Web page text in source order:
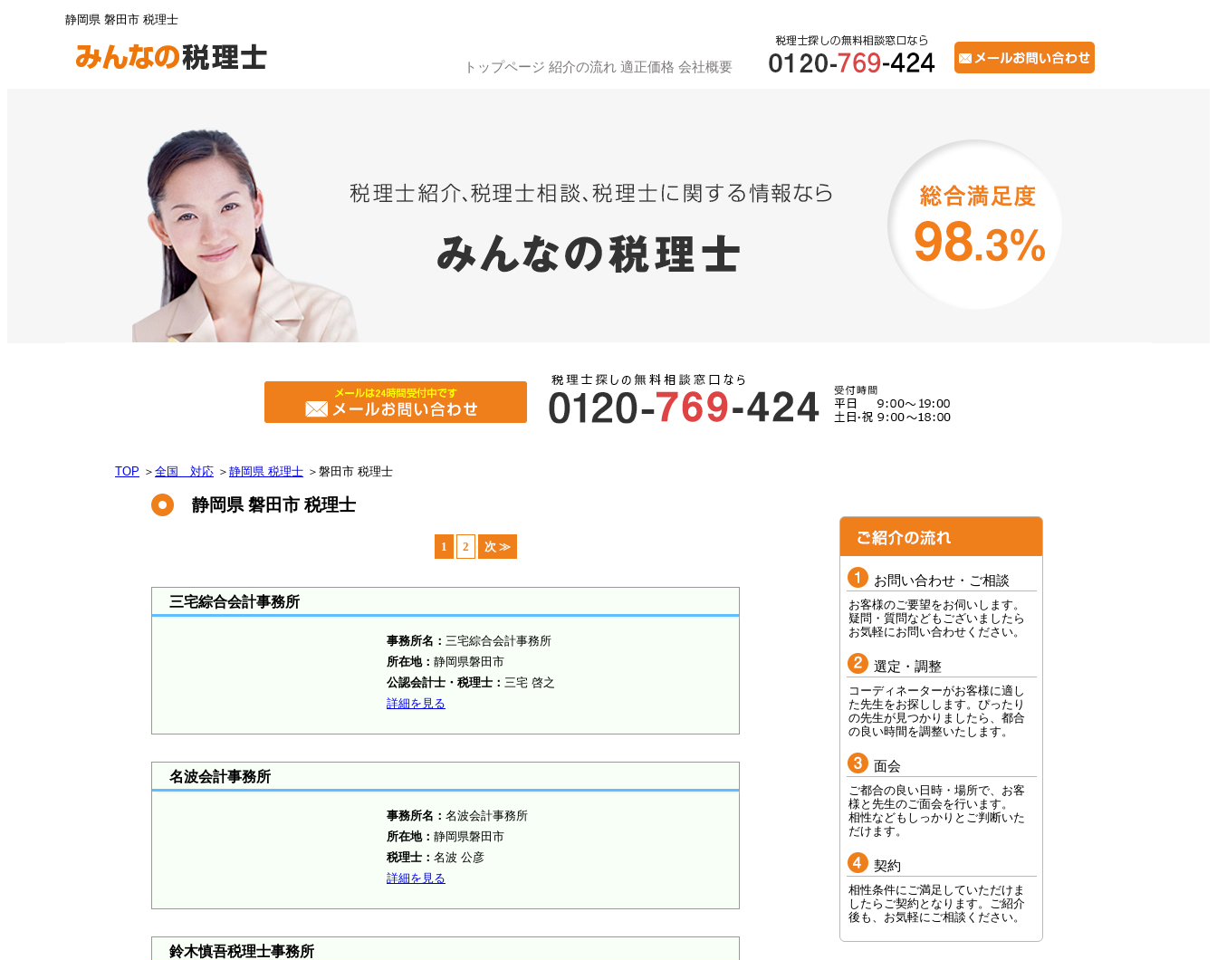
静岡県 磐田市 税理士
トップページ 紹介の流れ 適正価格 会社概要
TOP ＞ 全国 対応 ＞ 静岡県 税理士 ＞ 磐田市 税理士
静岡県 磐田市 税理士
1 2 次 ≫
三宅綜合会計事務所
事務所名： 三宅綜合会計事務所
所在地： 静岡県磐田市
公認会計士・税理士： 三宅 啓之
詳細を見る
名波会計事務所
事務所名： 名波会計事務所
所在地： 静岡県磐田市
税理士： 名波 公彦
詳細を見る
鈴木慎吾税理士事務所
お問い合わせ・ご相談
お客様のご要望をお伺いします。
疑問・質問などもございましたら
お気軽にお問い合わせください。
選定・調整
コーディネーターがお客様に適し
た先生をお探しします。ぴったり
の先生が見つかりましたら、都合
の良い時間を調整いたします。
面会
ご都合の良い日時・場所で、お客
様と先生のご面会を行います。
相性などもしっかりとご判断いた
だけます。
契約
相性条件にご満足していただけま
したらご契約となります。ご紹介
後も、お気軽にご相談ください。